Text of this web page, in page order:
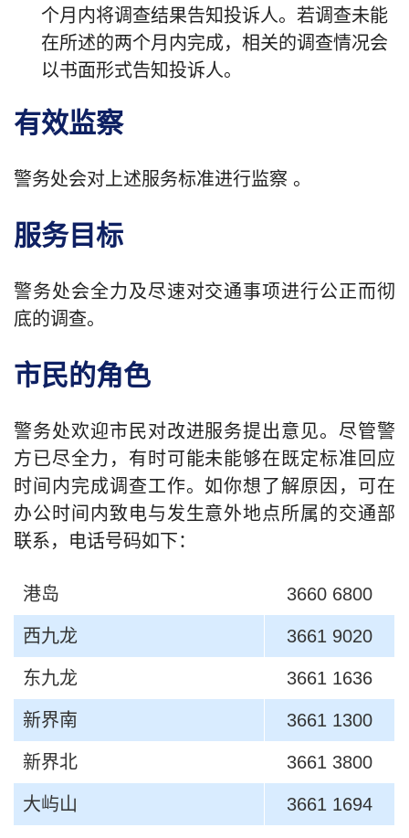
个月内将调查结果告知投诉人。若调查未能
在所述的两个月内完成，相关的调查情况会
以书面形式告知投诉人。
有效监察
警务处会对上述服务标准进行监察 。
服务目标
警务处会全力及尽速对交通事项进行公正而彻
底的调查。
市民的角色
警务处欢迎市民对改进服务提出意见。尽管警
方已尽全力，有时可能未能够在既定标准回应
时间内完成调查工作。如你想了解原因，可在
办公时间内致电与发生意外地点所属的交通部
联系，电话号码如下：
港岛 3660 6800
西九龙 3661 9020
东九龙 3661 1636
新界南 3661 1300
新界北 3661 3800
大屿山 3661 1694